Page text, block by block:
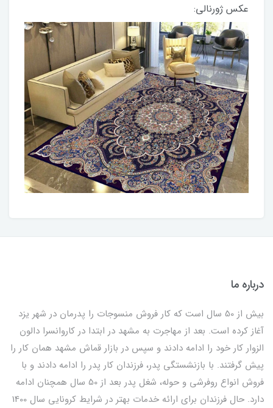
عکس ژورنالی:
درباره ما
بیش از 50 سال است که کار فروش منسوجات را پدرمان در شهر یزد
آغاز کرده است. بعد از مهاجرت به مشهد در ابتدا در کاروانسرا دالون
الزوار کار خود را ادامه دادند و سپس در بازار قماش مشهد همان کار را
پیش گرفتند. با بازنشستگی پدر، فرزندان کار پدر را ادامه دادند و با
فروش انواع روفرشی و حوله، شغل پدر بعد از 50 سال همچنان ادامه
دارد. حال فرزندان برای ارائه خدمات بهتر در شرایط کرونایی سال 1400